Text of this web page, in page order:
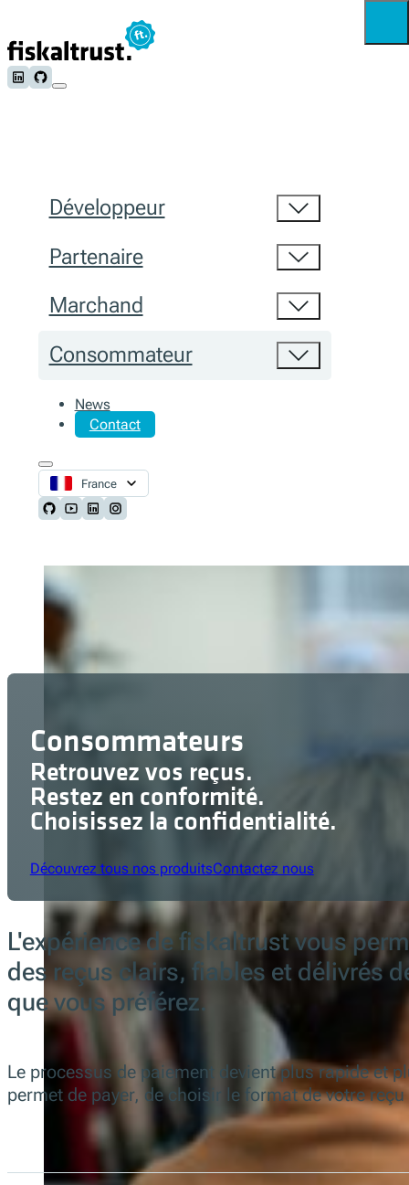
Follow us on LinkedIn
Follow us on Github
Développeur
Partenaire
Marchand
Consommateur
News
Contact
France
Follow us on Github
Follow us on Youtube
Follow us on LinkedIn
Follow us on Instagram
Consommateurs
Retrouvez vos reçus.
Restez en conformité.
Choisissez la confidentialité.
Découvrez tous nos produitsContactez nous
L'expérience de fiskaltrust vous
des reçus clairs, fiables et délivrés
que vous préférez.
Le processus de paiement devient plus rapide et
permet de payer, de choisir le format de votre